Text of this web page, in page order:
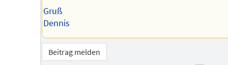
Gruß
Dennis
Beitrag melden